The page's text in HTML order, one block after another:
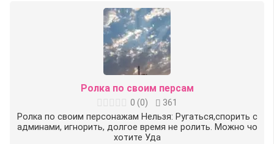
Ролка по своим персам
0 (0)
361
Ролка по своим персонажам Нельзя: Ругаться,спорить с
админами, игнорить, долгое время не ролить. Можно чо
хотите Уда